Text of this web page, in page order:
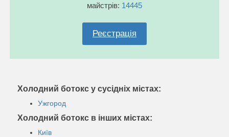
майстрів: 14445
Реєстрація
Холодний ботокс у сусідніх містах:
Ужгород
Холодний ботокс в інших містах:
Київ